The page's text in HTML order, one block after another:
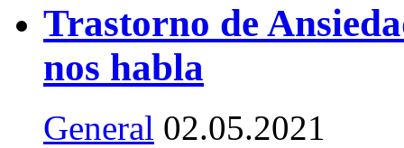
Trastorno de
nos habla
General 02.05.2021